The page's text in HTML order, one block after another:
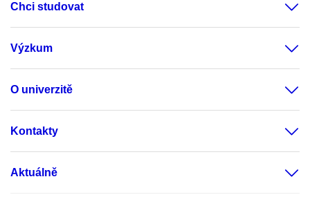
Chci studovat
Výzkum
O univerzitě
Kontakty
Aktuálně